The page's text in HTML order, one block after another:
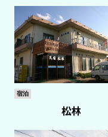
宿泊
松林